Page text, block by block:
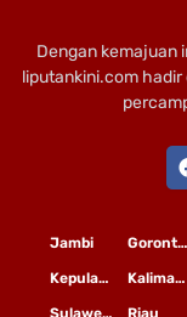
Dengan kemajuan
liputankini.com
Gorontalo
Jambi
Kalimantan Timur
Kepulauan Riau
Riau
Sulawesi Selatan